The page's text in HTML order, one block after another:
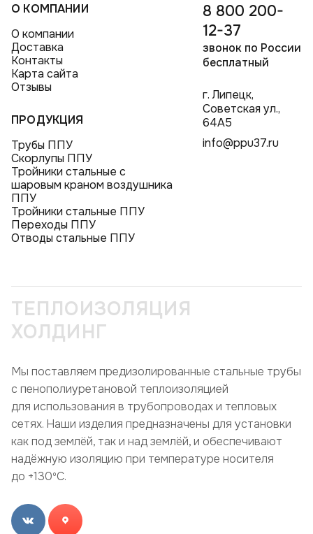
О КОМПАНИИ
О компании
Доставка
Контакты
Карта сайта
Отзывы
ПРОДУКЦИЯ
Трубы ППУ
Скорлупы ППУ
Тройники стальные с
шаровым краном воздушника
ППУ
Тройники стальные ППУ
Переходы ППУ
Отводы стальные ППУ
8 800 200-
12-37
звонок по России
бесплатный
г. Липецк,
Советская ул.,
64А5
info@ppu37.ru
ТЕПЛОИЗОЛЯЦИЯ
ХОЛДИНГ
Мы поставляем предизолированные стальные трубы
с пенополиуретановой теплоизоляцией
для использования в трубопроводах и тепловых
сетях. Наши изделия предназначены для установки
как под землёй, так и над землёй, и обеспечивают
надёжную изоляцию при температуре носителя
до +130ºC.